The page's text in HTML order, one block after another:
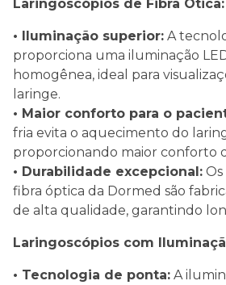
Laringoscópios de Fibra Ótica:
• Iluminação superior: A
proporciona uma iluminação
homogênea, ideal para
laringe.
• Maior conforto para o
fria evita o aquecimento do
proporcionando maior conforto
• Durabilidade excepcional:
fibra óptica da Dormed são
de alta qualidade, garantindo
Laringoscópios com
• Tecnologia de ponta: A